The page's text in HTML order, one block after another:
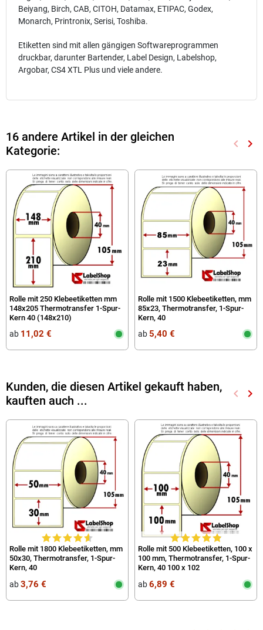
Beiyang, Birch, CAB, CITOH, Datamax, ETIPAC, Godex,
Monarch, Printronix, Serisi, Toshiba.
Etiketten sind mit allen gängigen Softwareprogrammen
druckbar, darunter Bartender, Label Design, Labelshop,
Argobar, CS4 XTL Plus und viele andere.
16 andere Artikel in der gleichen
Kategorie:
Zurück
keyboard_arrow_left keyboard_arrow_right
Rolle mit 250 Klebeetiketten mm
148x205 Thermotransfer 1-Spur-
Kern 40 (148x210)
ab 11,02 €
Rolle mit 1500 Klebeetiketten, mm
85x23, Thermotransfer, 1-Spur-
Kern, 40
ab5,40 €
Kunden, die diesen Artikel gekauft haben,
kauften auch ...
Zurück
keyboard_arrow_left keyboard_arrow_right
Rolle mit 1800 Klebeetiketten, mm
50x30, Thermotransfer, 1-Spur-
Kern, 40
ab3,76 €
Rolle mit 500 Klebeetiketten, 100 x
100 mm, Thermotransfer, 1-Spur-
Kern, 40 100 x 102
ab6,89 €